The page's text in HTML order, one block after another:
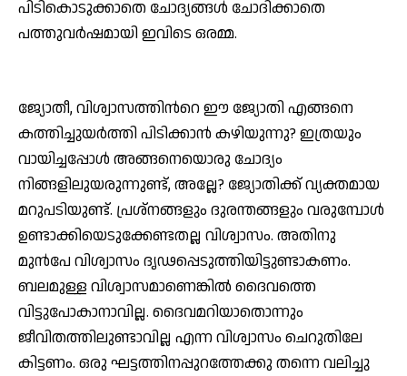
പിടികൊടുക്കാതെ ചോദ്യങ്ങള്‍ ചോദിക്കാതെ
പത്തുവര്‍ഷമായി ഇവിടെ ഒരമ്മ.
ജ്യോതീ, വിശ്വാസത്തിന്‍റെ ഈ ജ്യോതി എങ്ങനെ
കത്തിച്ചുയര്‍ത്തി പിടിക്കാന്‍ കഴിയുന്നു? ഇത്രയും
വായിച്ചപ്പോള്‍ അങ്ങനെയൊരു ചോദ്യം
നിങ്ങളിലുയരുന്നുണ്ട്, അല്ലേ? ജ്യോതിക്ക് വ്യക്തമായ
മറുപടിയുണ്ട്. പ്രശ്നങ്ങളും ദുരന്തങ്ങളും വരുമ്പോള്‍
ഉണ്ടാക്കിയെടുക്കേണ്ടതല്ല വിശ്വാസം. അതിനു
മുന്‍പേ വിശ്വാസം ദൃഢപ്പെടുത്തിയിട്ടുണ്ടാകണം.
ബലമുള്ള വിശ്വാസമാണെങ്കില്‍ ദൈവത്തെ
വിട്ടുപോകാനാവില്ല. ദൈവമറിയാതൊന്നും
ജീവിതത്തിലുണ്ടാവില്ല എന്ന വിശ്വാസം ചെറുതിലേ
കിട്ടണം. ഒരു ഘട്ടത്തിനപ്പുറത്തേക്കു തന്നെ വലിച്ചു